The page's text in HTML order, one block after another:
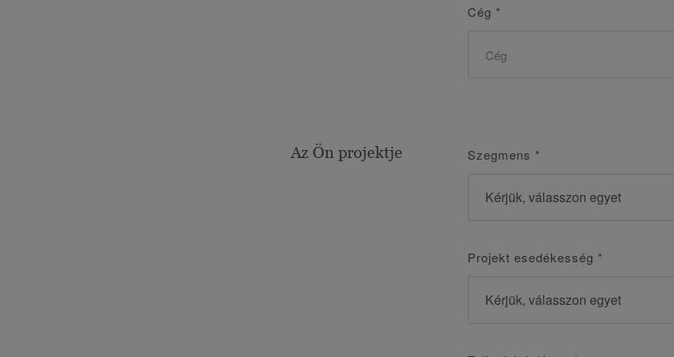
Cég *
Az Ön projektje Szegmens *
Projekt esedékesség *